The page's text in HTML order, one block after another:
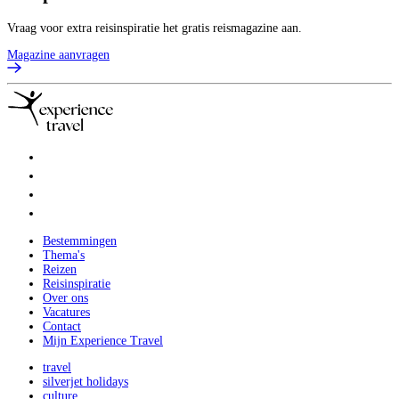
Vraag voor extra reisinspiratie het gratis reismagazine aan.
Magazine aanvragen
Bestemmingen
Thema's
Reizen
Reisinspiratie
Over ons
Vacatures
Contact
Mijn Experience Travel
travel
silverjet holidays
culture